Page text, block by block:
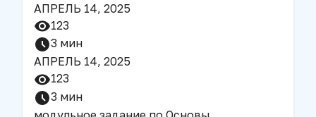
АПРЕЛЬ 14, 2025
123
3 мин
АПРЕЛЬ 14, 2025
123
3 мин